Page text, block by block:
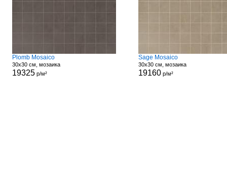
Plomb Mosaico
30x30 см, мозаика
19325р/м²
Sage Mosaico
30x30 см, мозаика
19160р/м²